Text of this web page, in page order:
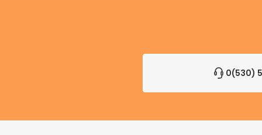
0(530)